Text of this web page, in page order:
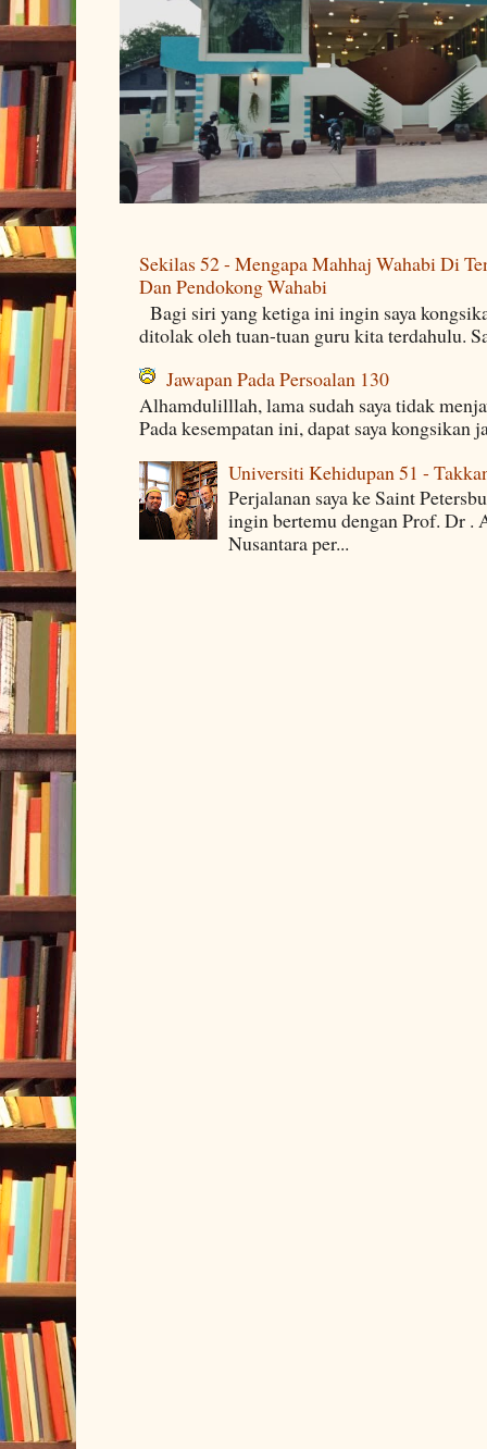
Sekilas 52 - Mengapa Mahhaj Wahabi Di
Dan Pendokong Wahabi
Bagi siri yang ketiga ini ingin saya
ditolak oleh tuan-tuan guru kita terdahulu.
Jawapan Pada Persoalan 130
Alhamdulilllah, lama sudah saya tidak
Pada kesempatan ini, dapat saya kongsikan
Universiti Kehidupan 51 -
Perjalanan saya ke Saint
ingin bertemu dengan Prof. Dr
Nusantara per...